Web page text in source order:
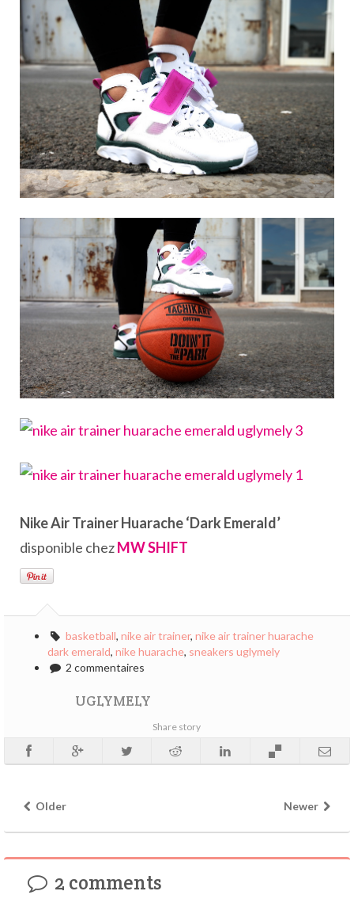
Nike Air Trainer Huarache ‘Dark Emerald’
disponible chezMW SHIFT
basketball, nike air trainer, nike air trainer huarache
dark emerald, nike huarache, sneakers uglymely
2 commentaires
UGLYMELY
Share story
Older Newer
2 comments